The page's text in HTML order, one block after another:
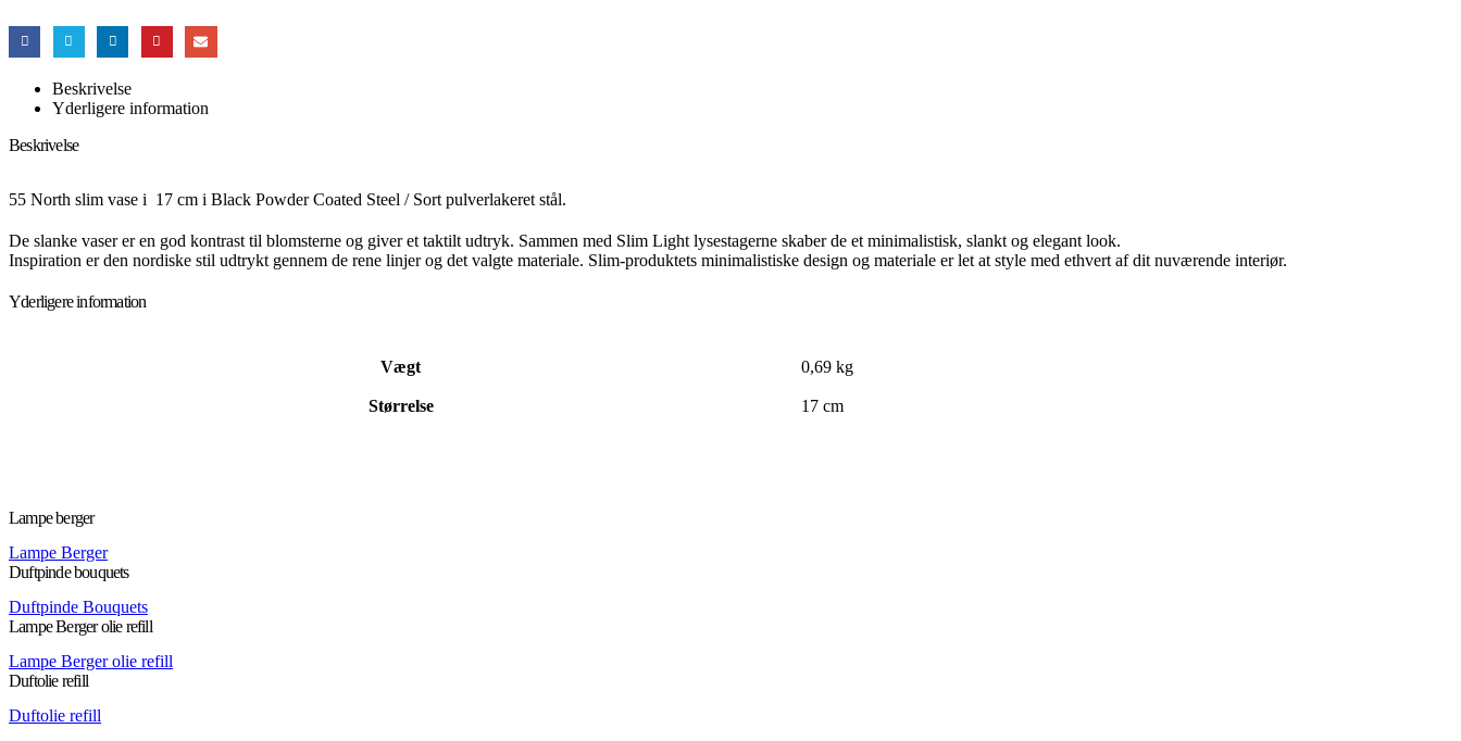
Beskrivelse
Yderligere information
Beskrivelse
55 North slim vase i 17 cm i Black Powder Coated Steel / Sort pulverlakeret stål.
De slanke vaser er en god kontrast til blomsterne og giver et taktilt udtryk. Sammen med Slim Light lysestagerne skaber de et minimalistisk, slankt og elegant look.
Inspiration er den nordiske stil udtrykt gennem de rene linjer og det valgte materiale. Slim-produktets minimalistiske design og materiale er let at style med ethvert af dit nuværende interiør.
Yderligere information
Vægt 0,69 kg
Størrelse 17 cm
Lampe berger
Lampe Berger
Duftpinde bouquets
Duftpinde Bouquets
Lampe Berger olie refill
Lampe Berger olie refill
Duftolie refill
Duftolie refill